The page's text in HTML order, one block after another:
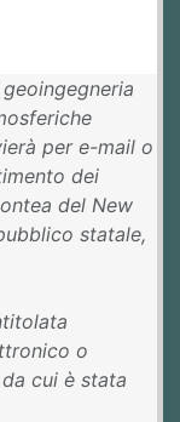
per e-mail o
dei
del New
statale,
o
cui è stata